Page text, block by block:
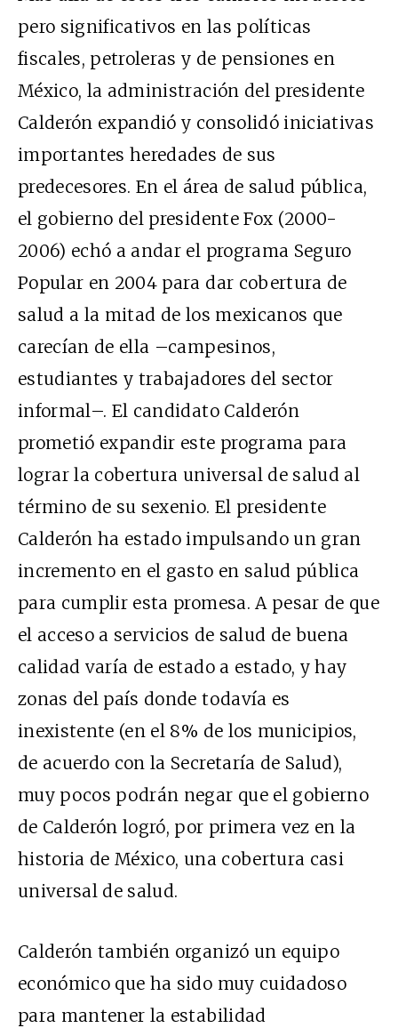
pero significativos en las políticas
fiscales, petroleras y de pensiones en
México, la administración del presidente
Calderón expandió y consolidó iniciativas
importantes heredades de sus
predecesores. En el área de salud pública,
el gobierno del presidente Fox (2000-
2006) echó a andar el programa Seguro
Popular en 2004 para dar cobertura de
salud a la mitad de los mexicanos que
carecían de ella –campesinos,
estudiantes y trabajadores del sector
informal–. El candidato Calderón
prometió expandir este programa para
lograr la cobertura universal de salud al
término de su sexenio. El presidente
Calderón ha estado impulsando un gran
incremento en el gasto en salud pública
para cumplir esta promesa. A pesar de que
el acceso a servicios de salud de buena
calidad varía de estado a estado, y hay
zonas del país donde todavía es
inexistente (en el 8% de los municipios,
de acuerdo con la Secretaría de Salud),
muy pocos podrán negar que el gobierno
de Calderón logró, por primera vez en la
historia de México, una cobertura casi
universal de salud.
Calderón también organizó un equipo
económico que ha sido muy cuidadoso
para mantener la estabilidad